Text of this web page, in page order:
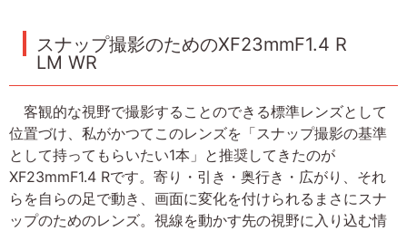
スナップ撮影のためのXF23mmF1.4 R
LM WR
客観的な視野で撮影することのできる標準レンズとして
位置づけ、私がかつてこのレンズを「スナップ撮影の基準
として持ってもらいたい1本」と推奨してきたのが
XF23mmF1.4 Rです。寄り・引き・奥行き・広がり、それ
らを自らの足で動き、画面に変化を付けられるまさにスナ
ップのためのレンズ。視線を動かす先の視野に入り込む情